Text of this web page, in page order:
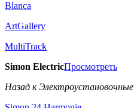
Blanca
ArtGallery
MultiTrack
Simon ElectricПросмотреть
Назад к Электроустановочные